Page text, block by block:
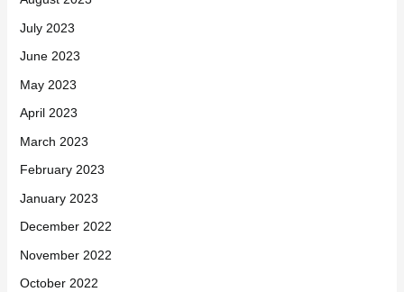
July 2023
June 2023
May 2023
April 2023
March 2023
February 2023
January 2023
December 2022
November 2022
October 2022